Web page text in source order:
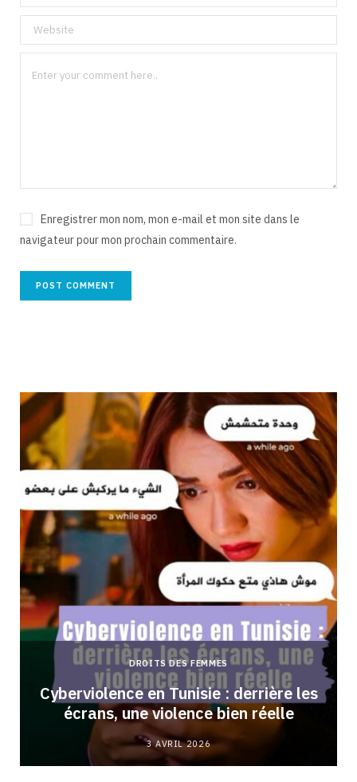
Enregistrer mon nom, mon e-mail et mon site dans le
navigateur pour mon prochain commentaire.
DROITS DES FEMMES
Cyberviolence en Tunisie : derrière les
écrans, une violence bien réelle
3 AVRIL 2026